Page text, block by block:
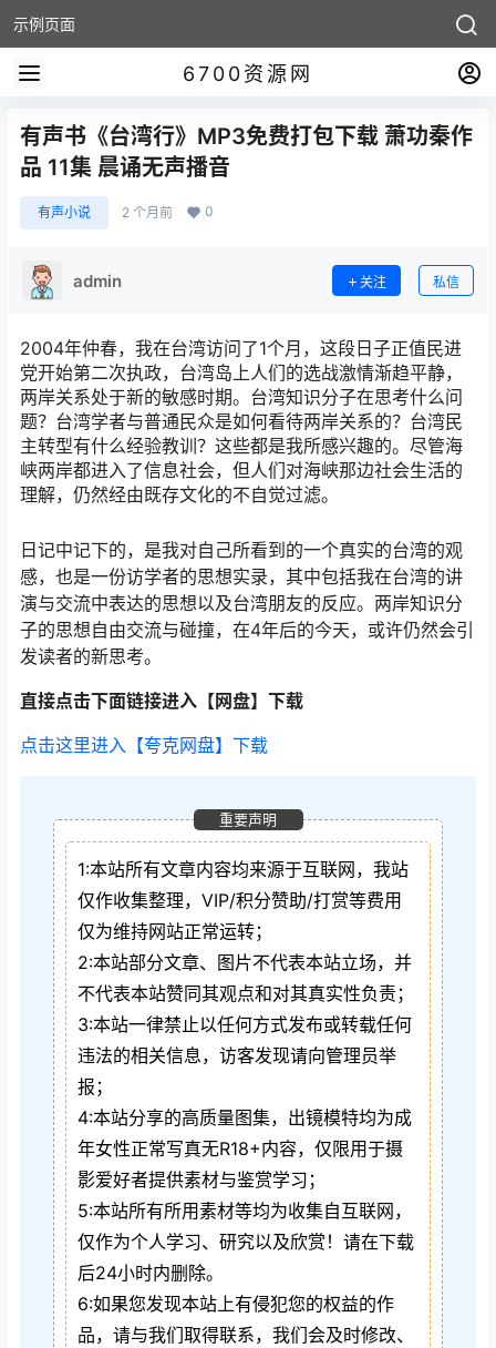
示例页面
6700资源网
有声书《台湾行》MP3免费打包下载 萧功秦作
品 11集 晨诵无声播音
有声小说 2 个月前 0
admin 关注 私信
2004年仲春，我在台湾访问了1个月，这段日子正值民进
党开始第二次执政，台湾岛上人们的选战激情渐趋平静，
两岸关系处于新的敏感时期。台湾知识分子在思考什么问
题？台湾学者与普通民众是如何看待两岸关系的？台湾民
主转型有什么经验教训？这些都是我所感兴趣的。尽管海
峡两岸都进入了信息社会，但人们对海峡那边社会生活的
理解，仍然经由既存文化的不自觉过滤。
日记中记下的，是我对自己所看到的一个真实的台湾的观
感，也是一份访学者的思想实录，其中包括我在台湾的讲
演与交流中表达的思想以及台湾朋友的反应。两岸知识分
子的思想自由交流与碰撞，在4年后的今天，或许仍然会引
发读者的新思考。
直接点击下面链接进入【网盘】下载
点击这里进入【夸克网盘】下载
重要声明
1:本站所有文章内容均来源于互联网，我站
仅作收集整理，VIP/积分赞助/打赏等费用
仅为维持网站正常运转；
2:本站部分文章、图片不代表本站立场，并
不代表本站赞同其观点和对其真实性负责；
3:本站一律禁止以任何方式发布或转载任何
违法的相关信息，访客发现请向管理员举
报；
4:本站分享的高质量图集，出镜模特均为成
年女性正常写真无R18+内容，仅限用于摄
影爱好者提供素材与鉴赏学习；
5:本站所有所用素材等均为收集自互联网，
仅作为个人学习、研究以及欣赏！请在下载
后24小时内删除。
6:如果您发现本站上有侵犯您的权益的作
品，请与我们取得联系，我们会及时修改、